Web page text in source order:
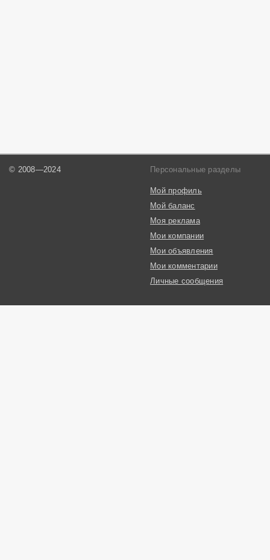
© 2008—2024 Персональные разделы
Мой профиль
Мой баланс
Моя реклама
Мои компании
Мои объявления
Мои комментарии
Личные сообщения